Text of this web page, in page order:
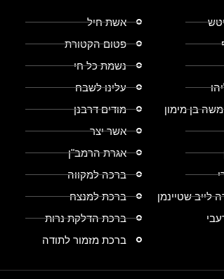
בן מימון
לייב שטיינמן
אשת חיל
פטום הקטורת
נשמת כל חי
עלינו לשבח
מודים דרבנן
אשר יצר
אגרת הרמב"ן
ברכה למקווה
ברכת למנצח
ברכת הדלקת נרות
ברכת מזמור לתודה